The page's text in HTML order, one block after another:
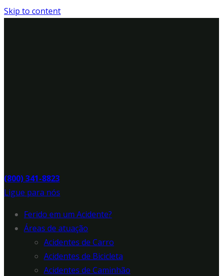
Skip to content
(800) 341-8823
Ligue para nós
Ferido em um Acidente?
Áreas de atuação
Acidentes de Carro
Acidentes de Bicicleta
Acidentes de Caminhão